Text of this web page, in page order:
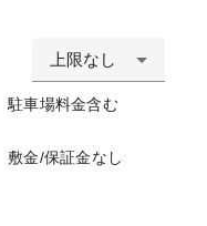
上限なし
駐車場料金含む
敷金/保証金なし